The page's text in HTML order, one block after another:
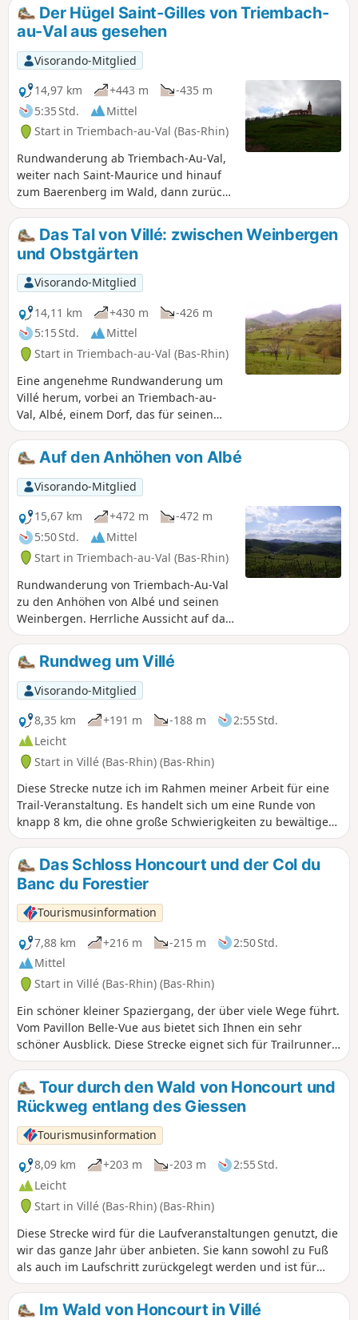
Der Hügel Saint-Gilles von Triembach-
au-Val aus gesehen
Visorando-Mitglied
14,97 km
+443 m
-435 m
5:35 Std.
Mittel
Start in Triembach-au-Val (Bas-Rhin)
Rundwanderung ab Triembach-Au-Val,
weiter nach Saint-Maurice und hinauf
zum Baerenberg im Wald, dann zurück
über die Kirche Saint-Gilles,
Wahrzeichen des Villé-Tals, und das
Dorf Saint-Pierre-Bois.
Das Tal von Villé: zwischen Weinbergen
und Obstgärten
Visorando-Mitglied
14,11 km
+430 m
-426 m
5:15 Std.
Mittel
Start in Triembach-au-Val (Bas-Rhin)
Eine angenehme Rundwanderung um
Villé herum, vorbei an Triembach-au-
Val, Albé, einem Dorf, das für seinen
Pinot Noir und seine schönen
Winzerhäuser bekannt ist, Breitenbach
und seinen Obstgärten, Saint-Martin,
dem schönen Wald von Honcourt, und
endet entlang des Giessen in Villé.
Auf den Anhöhen von Albé
Visorando-Mitglied
15,67 km
+472 m
-472 m
5:50 Std.
Mittel
Start in Triembach-au-Val (Bas-Rhin)
Rundwanderung von Triembach-Au-Val
zu den Anhöhen von Albé und seinen
Weinbergen. Herrliche Aussicht auf das
Dorf Albé von beiden Hängen aus.
Rückweg über Villé und Bassemberg
entlang des Flusses Giessen.
Rundweg um Villé
Visorando-Mitglied
8,35 km
+191 m -188 m
2:55 Std.
Leicht
Start in Villé (Bas-Rhin) (Bas-Rhin)
Diese Strecke nutze ich im Rahmen meiner Arbeit für eine
Trail-Veranstaltung. Es handelt sich um eine Runde von
knapp 8 km, die ohne große Schwierigkeiten zu bewältigen
ist, wenn Sie regelmäßig laufen. Das Besondere an dieser
Strecke ist, dass sie sich auch für einen
Familienspaziergang eignet. Zu Fuß dauert die Tour etwa 2
bis 2,5 Stunden. Auf diesem Spaziergang entdecken Sie den
Wald, der Villé umgibt und die Dörfer Saint-Martin und
Maisonsgoutte überragt.
Das Schloss Honcourt und der Col du
Banc du Forestier
Tourismusinformation
7,88 km
+216 m -215 m
2:50 Std.
Mittel
Start in Villé (Bas-Rhin) (Bas-Rhin)
Ein schöner kleiner Spaziergang, der über viele Wege führt.
Vom Pavillon Belle-Vue aus bietet sich Ihnen ein sehr
schöner Ausblick. Diese Strecke eignet sich für Trailrunner,
die das Villé-Tal beim Laufen entdecken möchten.
Tour durch den Wald von Honcourt und
Rückweg entlang des Giessen
Tourismusinformation
8,09 km
+203 m -203 m
2:55 Std.
Leicht
Start in Villé (Bas-Rhin) (Bas-Rhin)
Diese Strecke wird für die Laufveranstaltungen genutzt, die
wir das ganze Jahr über anbieten. Sie kann sowohl zu Fuß
als auch im Laufschritt zurückgelegt werden und ist für
jedermann zugänglich. Sie führen über breite Waldwege,
Pfade, Dorfstraßen und einen Radweg.
Im Wald von Honcourt in Villé